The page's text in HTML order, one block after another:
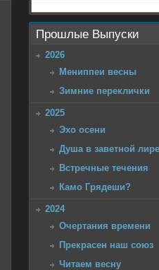
Прошлые Выпуски
2026
Мениппеи весны
Зимние переклички
2025
Эхо осени
Душа в заветной лире
Встречные течения
Камо Грядеши?
2024
Очертания времени
Прекрасен наш союз
Читаем весну